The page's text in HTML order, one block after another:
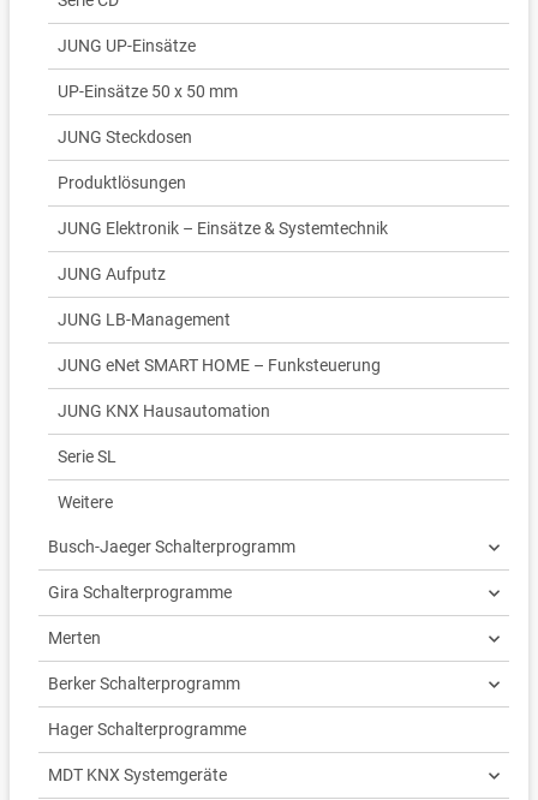
JUNG UP-Einsätze
UP-Einsätze 50 x 50 mm
JUNG Steckdosen
Produktlösungen
JUNG Elektronik – Einsätze & Systemtechnik
JUNG Aufputz
JUNG LB-Management
JUNG eNet SMART HOME – Funksteuerung
JUNG KNX Hausautomation
Serie SL
Weitere
Busch-Jaeger Schalterprogramm
Gira Schalterprogramme
Merten
Berker Schalterprogramm
Hager Schalterprogramme
MDT KNX Systemgeräte